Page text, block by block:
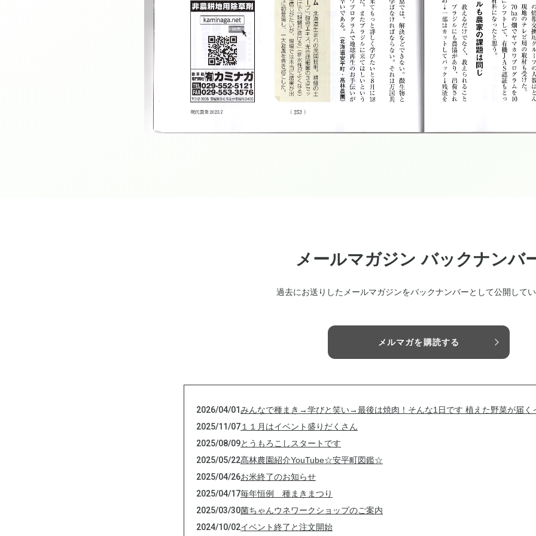
メールマガジン バックナンバ
過去にお送りしたメールマガジンをバックナンバーとして公開して
メルマガを購読する
2026/04/01みんなで種まき→学びと笑い→最後は焼肉！そんな1日です 植えた野菜が届く
2025/11/07１１月はイベント盛りだくさん
2025/08/09とうもろこしスタートです
2025/05/22髙林農園紹介YouTube☆安平町図鑑☆
2025/04/26お米終了のお知らせ
2025/04/17毎年恒例 種まきまつり
2025/03/30菌ちゃんウネワークショップのご案内
2024/10/02イベント終了と注文開始